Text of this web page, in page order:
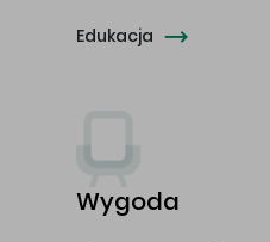
Edukacja
Wygoda